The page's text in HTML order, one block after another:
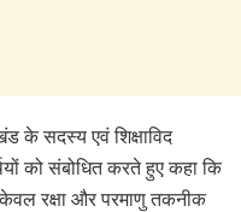
के सदस्य एवं शिक्षाविद
को संबोधित करते हुए कहा कि
केवल रक्षा और परमाणु तकनीक